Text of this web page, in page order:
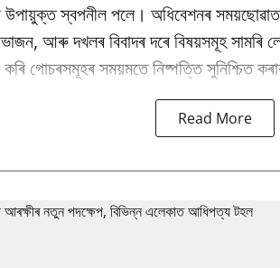
উপায়ুক্ত স্বপনীল পলে। অধিবেশনৰ
আৰু দখলৰ বিবাদৰ দৰে বিষয়সমূহ সামৰি
গোচৰসমূহৰ সময়মতে নিষ্পত্তি সুনিশ্চিত
Read More